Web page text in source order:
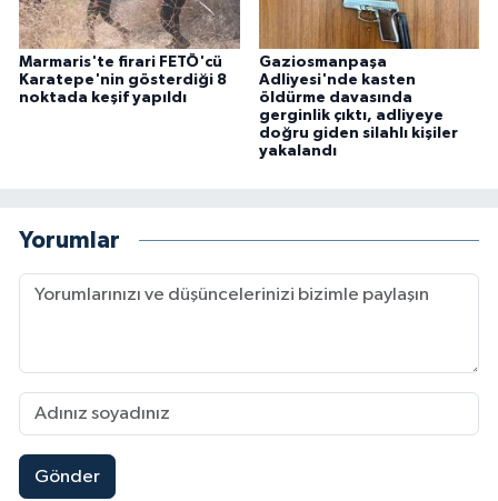
Marmaris'te firari FETÖ'cü
Karatepe'nin gösterdiği 8
noktada keşif yapıldı
Gaziosmanpaşa
Adliyesi'nde kasten
öldürme davasında
gerginlik çıktı, adliyeye
doğru giden silahlı kişiler
yakalandı
Yorumlar
Gönder